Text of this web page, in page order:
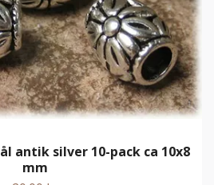
antik silver 10-pack ca 10x8
mm